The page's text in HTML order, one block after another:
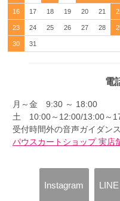
16 17 18 19 20 21
23 24 25 26 27 28
30 31
電
月～金 9:30 ～ 18:00
土 10:00～12:00/13:00～
受付時間外の音声ガイダン
パウスカートショップ 実店
Instagram LINE